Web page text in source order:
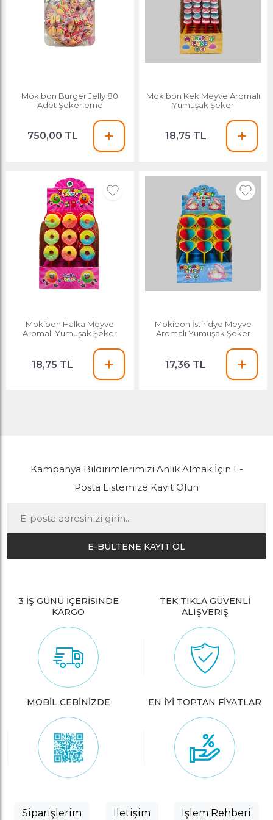
Mokibon Burger Jelly 80
Adet Şekerleme
750,00 TL
Mokibon Kek Meyve Aromalı
Yumuşak Şeker
18,75 TL
Mokibon Halka Meyve
Aromalı Yumuşak Şeker
18,75 TL
Mokibon İstiridye Meyve
Aromalı Yumuşak Şeker
17,36 TL
Kampanya Bildirimlerimizi Anlık Almak İçin E-
Posta Listemize Kayıt Olun
E-BÜLTENE KAYIT OL
3 İŞ GÜNÜ İÇERİSİNDE
KARGO
TEK TIKLA GÜVENLİ
ALIŞVERİŞ
MOBİL CEBİNİZDE EN İYİ TOPTAN FİYATLAR
Siparişlerim İletişim İşlem Rehberi